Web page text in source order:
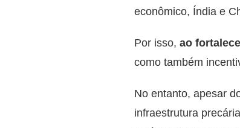
econômico, Índia e
Por isso, ao
como também
No entanto, apesar
infraestrutura